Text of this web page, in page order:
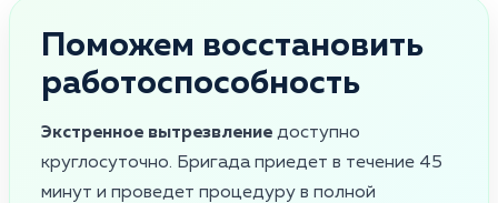
Поможем восстановить
работоспособность
Экстренное вытрезвление доступно
круглосуточно. Бригада приедет в течение 45
минут и проведет процедуру в полной